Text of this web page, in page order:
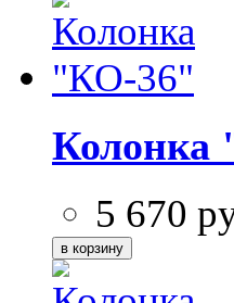
5 670